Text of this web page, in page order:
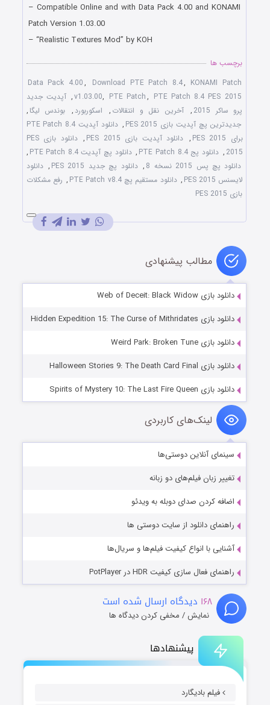
پیشنهادها
فیلم بادیگارد
– Compatible Online and with Data Pack 4.00 and KONAMI
Patch Version 1.03.00
– “Realistic Textures Mod” by KOH
برچسب ها
Data Pack 4.00, Download PTE Patch 8.4, KONAMI Patch
v1.03.00, PTE Patch, PTE Patch 8.4 PES 2015
, آپدیت جدید
پرو ساکر 2015
, آخرین نقل و انتقالات , اسکوربورد , بوندس لیگا ,
جدیدترین پچ آپدیت بازی PES 2015
,
دانلود آپدیت PTE Patch 8.4
برای PES 2015
, دانلود آپدیت بازی PES 2015 ,
دانلود بازی PES
2015
, دانلود پج PTE Patch 8.4 , دانلود پچ آپدیت PTE Patch 8.4
,
دانلود پچ پس 2015 نسخه 8
, دانلود پچ جدید PES 2015 , دانلود
لایسنس PES 2015
, دانلود مستقیم پچ PTE Patch v8.4 , رفع مشکلات
بازی PES 2015
مطالب پیشنهادی
دانلود بازی Web of Deceit: Black Widow
دانلود بازی Hidden Expedition 15: The Curse of Mithridates
دانلود بازی Weird Park: Broken Tune
دانلود بازی Halloween Stories 9: The Death Card Final
دانلود بازی Spirits of Mystery 10: The Last Fire Queen
لینک‌های کاربردی
سینمای آنلاین دوستی‌ها
تغییر زبان فیلم‌های دو زبانه
اضافه کردن صدای دوبله به ویدئو
راهنمای دانلود از سایت دوستی ها
آشنایی با انواع کیفیت فیلم‌ها و سریال‌ها
راهنمای فعال سازی کیفیت HDR در PotPlayer
۱۶۸ دیدگاه ارسال شده است
نمایش / مخفی کردن دیدگاه ها